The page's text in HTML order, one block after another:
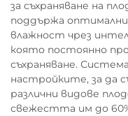
за съхраняване на
поддържа
влажност чрез
която постоянно
съхраняване.
настройките, за да
различни видове
свежестта им до